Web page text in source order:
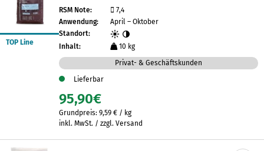
TOP Line
RSM Note:
7,4
Anwendung:
April – Oktober
Standort:
Inhalt:
10 kg
Privat- & Geschäftskunden
Lieferbar
95,90€
Grundpreis: 9,59 € / kg
inkl. MwSt. / zzgl. Versand